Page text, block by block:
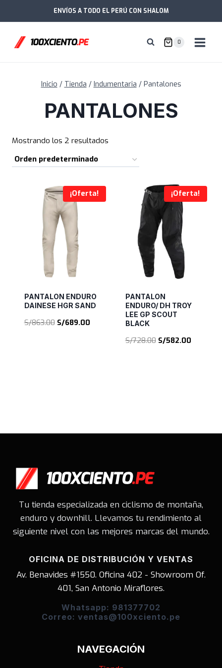
al
ENVÍOS A TODO EL PERÚ CON SHALOM
0
Inicio / Tienda / Indumentaria / Pantalones
PANTALONES
Mostrando los 2 resultados
¡Oferta!
PANTALON ENDURO
DAINESE HGR SAND
S/863.00 El
S/689.00El
¡Oferta!
PANTALON
ENDURO/ DH TROY
LEE GP SCOUT
BLACK
S/728.00 El
S/582.00El
Tu tienda especializada en ciclismo de montaña,
enduro y downhill. Llevamos tu rendimiento al
siguiente nivel con las mejores marcas del mundo.
OFICINA DE DISTRIBUCIÓN Y VENTAS
Av. Benavides #1550. Oficina 402 - Showroom Of.
401, San Antonio Miraflores.
Whatsapp: 981377702
Correo: ventas@100xciento.pe
NAVEGACIÓN